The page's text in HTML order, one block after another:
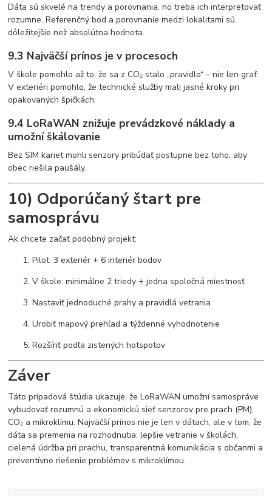
Dáta sú skvelé na trendy a porovnania, no treba ich interpretovať
rozumne. Referenčný bod a porovnanie medzi lokalitami sú
dôležitejšie než absolútna hodnota.
9.3 Najväčší prínos je v procesoch
V škole pomohlo až to, že sa z CO₂ stalo „pravidlo“ – nie len graf.
V exteriéri pomohlo, že technické služby mali jasné kroky pri
opakovaných špičkách.
9.4 LoRaWAN znižuje prevádzkové náklady a
umožní škálovanie
Bez SIM kariet mohli senzory pribúdať postupne bez toho, aby
obec riešila paušály.
10) Odporúčaný štart pre
samosprávu
Ak chcete začať podobný projekt:
Pilot: 3 exteriér + 6 interiér bodov
V škole: minimálne 2 triedy + jedna spoločná miestnosť
Nastaviť jednoduché prahy a pravidlá vetrania
Urobiť mapový prehľad a týždenné vyhodnotenie
Rozšíriť podľa zistených hotspotov
Záver
Táto prípadová štúdia ukazuje, že LoRaWAN umožní samospráve
vybudovať rozumnú a ekonomickú sieť senzorov pre prach (PM),
CO₂ a mikroklímu. Najväčší prínos nie je len v dátach, ale v tom, že
dáta sa premenia na rozhodnutia: lepšie vetranie v školách,
cielená údržba pri prachu, transparentná komunikácia s občanmi a
preventívne riešenie problémov s mikroklímou.